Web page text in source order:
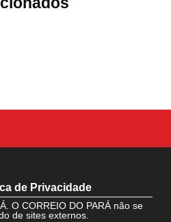
de Privacidade
O CORREIO DO PARÁ não se
de sites externos.